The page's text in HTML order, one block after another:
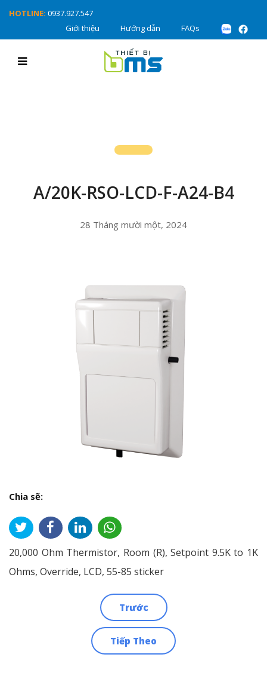
HOTLINE: 0937.927.547
Giới thiệu
Hướng dẫn FAQs
A/20K-RSO-LCD-F-A24-B4
28 Tháng mười một, 2024
Chia sẽ:
20,000 Ohm Thermistor, Room (R), Setpoint 9.5K to 1K
Ohms, Override, LCD, 55-85 sticker
Trước
Tiếp Theo